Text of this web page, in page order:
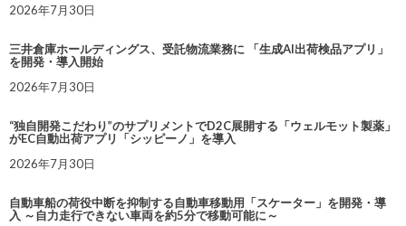
2026年7月30日
三井倉庫ホールディングス、受託物流業務に 「生成AI出荷検品アプリ」
を開発・導入開始
2026年7月30日
“独自開発こだわり”のサプリメントでD2C展開する「ウェルモット製薬」
がEC自動出荷アプリ「シッピーノ」を導入
2026年7月30日
自動車船の荷役中断を抑制する自動車移動用「スケーター」を開発・導
入 ～自力走行できない車両を約5分で移動可能に～